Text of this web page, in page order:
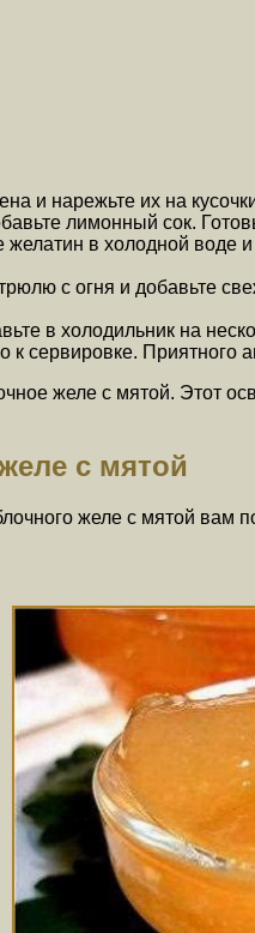
и нарежьте их на
лимонный сок.
желатин в холодной
с огня и
в холодильник на
к сервировке. Приятного
желе с мятой.
с мятой
желе с мятой вам